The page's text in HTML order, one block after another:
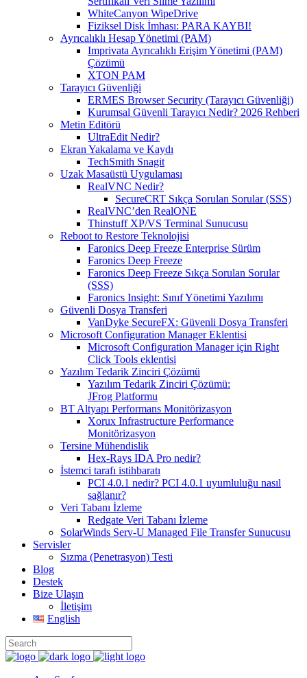
WhiteCanyon WipeDrive
Fiziksel Disk İmhası: PARA KAYBI!
Ayrıcalıklı Hesap Yönetimi (PAM)
Imprivata Ayrıcalıklı Erişim Yönetimi (PAM)
Çözümü
XTON PAM
Tarayıcı Güvenliği
ERMES Browser Security (Tarayıcı Güvenliği)
Kurumsal Güvenli Tarayıcı Nedir? 2026 Rehberi
Metin Editörü
UltraEdit Nedir?
Ekran Yakalama ve Kaydı
TechSmith Snagit
Uzak Masaüstü Uygulaması
RealVNC Nedir?
SecureCRT Sıkça Sorulan Sorular (SSS)
RealVNC’den RealONE
Thinstuff XP/VS Terminal Sunucusu
Reboot to Restore Teknolojisi
Faronics Deep Freeze Enterprise Sürüm
Faronics Deep Freeze
Faronics Deep Freeze Sıkça Sorulan Sorular
(SSS)
Faronics Insight: Sınıf Yönetimi Yazılımı
Güvenli Dosya Transferi
VanDyke SecureFX: Güvenli Dosya Transferi
Microsoft Configuration Manager Eklentisi
Microsoft Configuration Manager için Right
Click Tools eklentisi
Yazılım Tedarik Zinciri Çözümü
Yazılım Tedarik Zinciri Çözümü:
JFrog Platformu
BT Altyapı Performans Monitörizasyon
Xorux Infrastructure Performance
Monitörizasyon
Tersine Mühendislik
Hex-Rays IDA Pro nedir?
İstemci tarafı istihbaratı
PCI 4.0.1 nedir? PCI 4.0.1 uyumluluğu nasıl
sağlanır?
Veri Tabanı İzleme
Redgate Veri Tabanı İzleme
SolarWinds Serv-U Managed File Transfer Sunucusu
Servisler
Sızma (Penetrasyon) Testi
Blog
Destek
Bize Ulaşın
İletişim
English